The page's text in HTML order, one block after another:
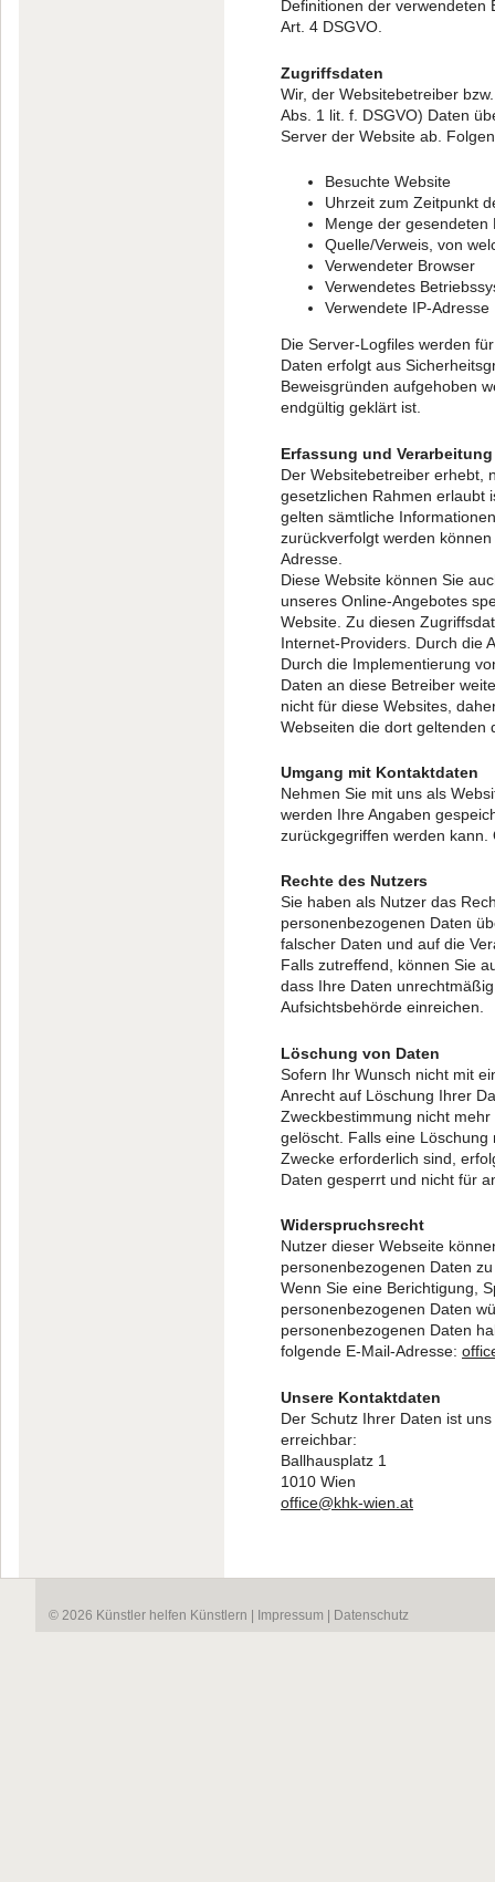
Definitionen der verwendeten
Art. 4 DSGVO.
Zugriffsdaten
Wir, der Websitebetreiber
Abs. 1 lit. f. DSGVO) Daten
Server der Website ab.
Besuchte Website
Uhrzeit zum Zeitpunkt
Menge der gesendeten
Quelle/Verweis, von
Verwendeter Browser
Verwendetes
Verwendete IP-Adresse
Die Server-Logfiles werden
Daten erfolgt aus
Beweisgründen aufgehoben
endgültig geklärt ist.
Erfassung und
Der Websitebetreiber erhebt,
gesetzlichen Rahmen erlaubt
gelten sämtliche
zurückverfolgt werden
Adresse.
Diese Website können Sie
unseres Online-Angebotes
Website. Zu diesen
Internet-Providers. Durch die
Durch die Implementierung
Daten an diese Betreiber
nicht für diese Websites,
Webseiten die dort geltenden
Umgang mit Kontaktdaten
Nehmen Sie mit uns als
werden Ihre Angaben
zurückgegriffen werden
Rechte des Nutzers
Sie haben als Nutzer das
personenbezogenen Daten
falscher Daten und auf die
Falls zutreffend, können Sie
dass Ihre Daten
Aufsichtsbehörde einreichen.
Löschung von Daten
Sofern Ihr Wunsch nicht mit
Anrecht auf Löschung Ihrer
Zweckbestimmung nicht
gelöscht. Falls eine
Zwecke erforderlich sind,
Daten gesperrt und nicht für
Widerspruchsrecht
Nutzer dieser Webseite
personenbezogenen Daten
Wenn Sie eine Berichtigung,
personenbezogenen Daten
personenbezogenen Daten
folgende E-Mail-Adresse:
Unsere Kontaktdaten
Der Schutz Ihrer Daten ist
erreichbar:
Ballhausplatz 1
1010 Wien
office@khk-wien.at
© 2026 Künstler helfen Künstlern | Impressum | Datenschutz